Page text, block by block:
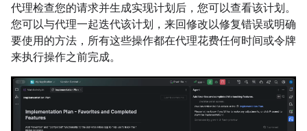
代理检查您的请求并生成实现计划后，您可以查看该计划。
您可以与代理一起迭代该计划，来回修改以修复错误或明确
要使用的方法，所有这些操作都在代理花费任何时间或令牌
来执行操作之前完成。